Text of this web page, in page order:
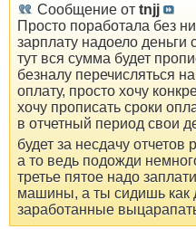
Сообщение от tnjj
Просто поработала без
зарплату надоело
тут вся сумма будет
безналу перечисляться
оплату, просто хочу
хочу прописать сроки
в отчетный период свои
будет за несдачу отчетов
а то ведь подожди
третье пятое надо
машины, а ты сидишь как
заработанные